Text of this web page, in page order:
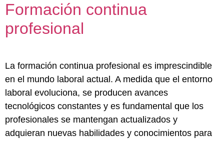
Formación continua
profesional
La formación continua profesional es imprescindible
en el mundo laboral actual. A medida que el entorno
laboral evoluciona, se producen avances
tecnológicos constantes y es fundamental que los
profesionales se mantengan actualizados y
adquieran nuevas habilidades y conocimientos para